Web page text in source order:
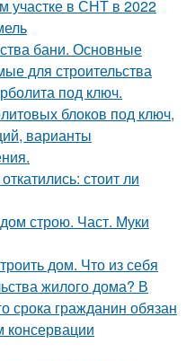
участке в СНТ в 2022
бани. Основные
для строительства
под ключ.
блоков под ключ,
варианты
стоит ли
строю. Част. Муки
дом. Что из себя
жилого дома? В
срока гражданин обязан
консервации